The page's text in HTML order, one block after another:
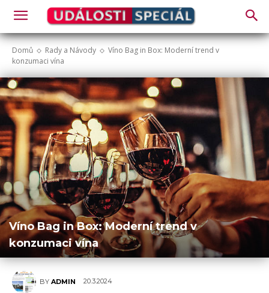
Domů Rady a Návody
Víno Bag in Box: Moderní trend v
konzumaci vína
Víno Bag in Box: Moderní trend v
konzumaci vína
BY ADMIN 20.3.2024